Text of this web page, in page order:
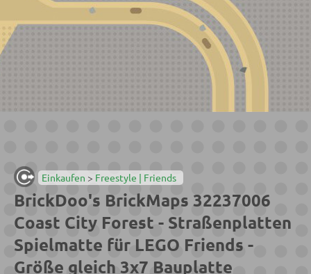
Einkaufen > Freestyle | Friends
BrickDoo's BrickMaps 32237006
Coast City Forest - Straßenplatten
Spielmatte für LEGO Friends -
Größe gleich 3x7 Bauplatte